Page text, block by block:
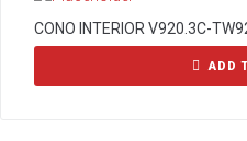
CONO INTERIOR V920.3C-
ADD